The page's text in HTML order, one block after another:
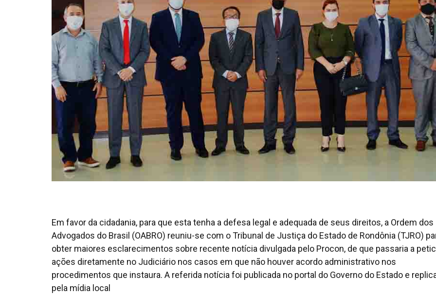
Em favor da cidadania, para que esta tenha a defesa legal e adequada de seus direitos, a Ordem dos
Advogados do Brasil (OABRO) reuniu-se com o Tribunal de Justiça do Estado de Rondônia (TJRO)
obter maiores esclarecimentos sobre recente notícia divulgada pelo Procon, de que passaria a
ações diretamente no Judiciário nos casos em que não houver acordo administrativo nos
procedimentos que instaura. A referida notícia foi publicada no portal do Governo do Estado e
pela mídia local